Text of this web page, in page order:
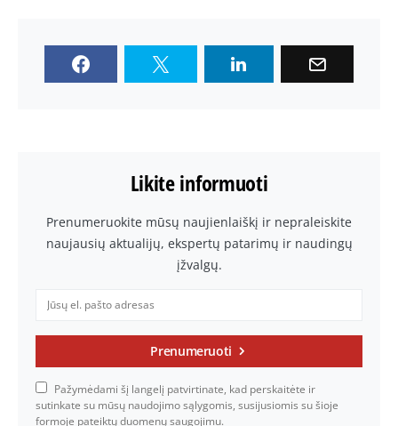
Likite informuoti
Prenumeruokite mūsų naujienlaiškį ir nepraleiskite
naujausių aktualijų, ekspertų patarimų ir naudingų
įžvalgų.
Prenumeruoti
Pažymėdami šį langelį patvirtinate, kad perskaitėte ir
sutinkate su mūsų naudojimo sąlygomis, susijusiomis su šioje
formoje pateiktų duomenų saugojimu.